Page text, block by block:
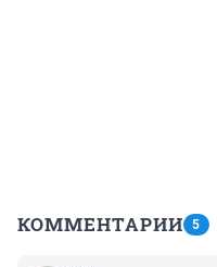
КОММЕНТАРИИ 5